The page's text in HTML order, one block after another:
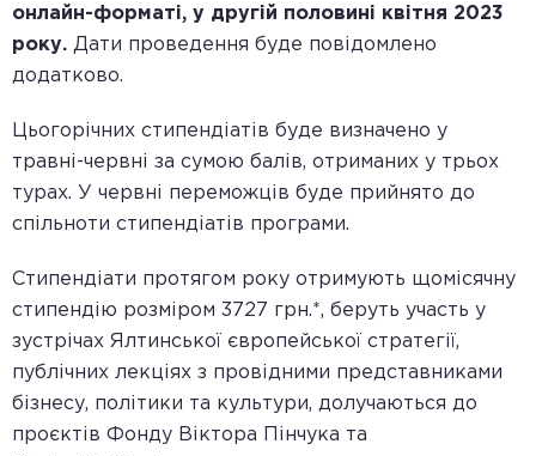
онлайн-форматі, у другій половині квітня 2023
року. Дати проведення буде повідомлено
додатково.
Цьогорічних стипендіатів буде визначено у
травні-червні за сумою балів, отриманих у трьох
турах. У червні переможців буде прийнято до
спільноти стипендіатів програми.
Стипендіати протягом року отримують щомісячну
стипендію розміром 3727 грн.*, беруть участь у
зустрічах Ялтинської європейської стратегії,
публічних лекціях з провідними представниками
бізнесу, політики та культури, долучаються до
проєктів Фонду Віктора Пінчука та